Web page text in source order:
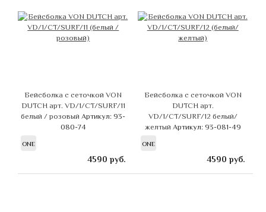
Бейсболка с сеточкой VON
DUTCH арт. VD/1/CT/SURF/11
белый / розовыйАртикул: 93-
080-74
ONE
4590 руб.
Бейсболка с сеточкой VON
DUTCH арт.
VD/1/CT/SURF/12 белый/
желтый Артикул: 93-081-49
ONE
4590 руб.